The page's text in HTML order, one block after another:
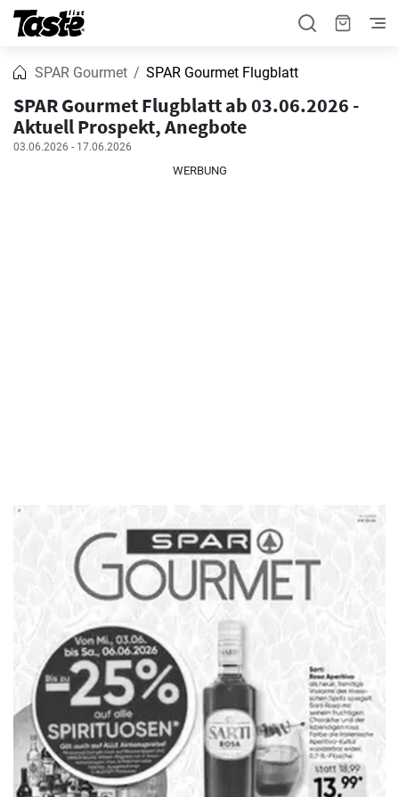
SPAR Gourmet SPAR Gourmet Flugblatt
SPAR Gourmet Flugblatt ab 03.06.2026 -
Aktuell Prospekt, Anegbote
03.06.2026 - 17.06.2026
WERBUNG